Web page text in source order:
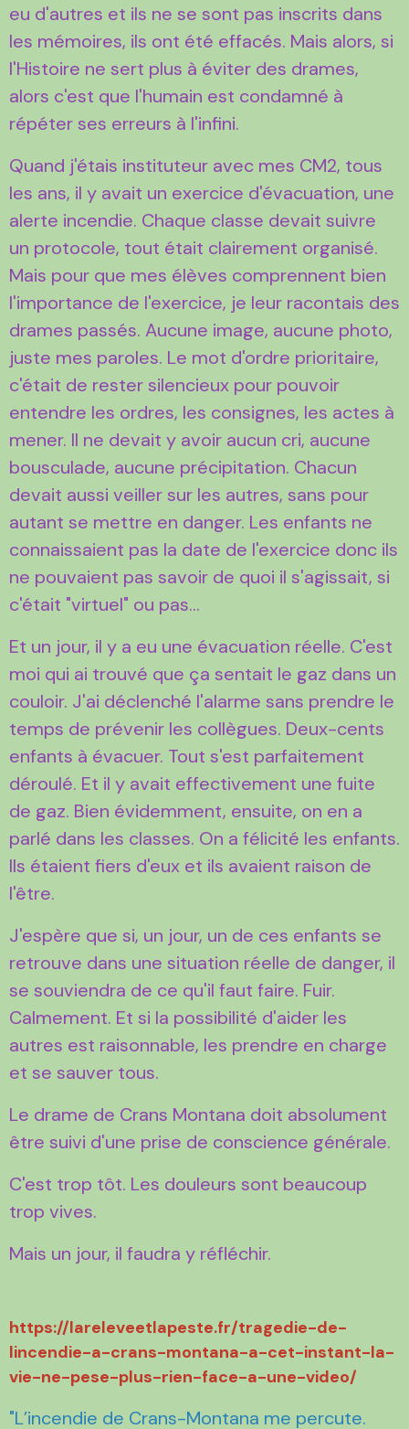
eu d'autres et ils ne se sont pas inscrits dans
les mémoires, ils ont été effacés. Mais alors, si
l'Histoire ne sert plus à éviter des drames,
alors c'est que l'humain est condamné à
répéter ses erreurs à l'infini.
Quand j'étais instituteur avec mes CM2, tous
les ans, il y avait un exercice d'évacuation, une
alerte incendie. Chaque classe devait suivre
un protocole, tout était clairement organisé.
Mais pour que mes élèves comprennent bien
l'importance de l'exercice, je leur racontais des
drames passés. Aucune image, aucune photo,
juste mes paroles. Le mot d'ordre prioritaire,
c'était de rester silencieux pour pouvoir
entendre les ordres, les consignes, les actes à
mener. Il ne devait y avoir aucun cri, aucune
bousculade, aucune précipitation. Chacun
devait aussi veiller sur les autres, sans pour
autant se mettre en danger. Les enfants ne
connaissaient pas la date de l'exercice donc ils
ne pouvaient pas savoir de quoi il s'agissait, si
c'était "virtuel" ou pas...
Et un jour, il y a eu une évacuation réelle. C'est
moi qui ai trouvé que ça sentait le gaz dans un
couloir. J'ai déclenché l'alarme sans prendre le
temps de prévenir les collègues. Deux-cents
enfants à évacuer. Tout s'est parfaitement
déroulé. Et il y avait effectivement une fuite
de gaz. Bien évidemment, ensuite, on en a
parlé dans les classes. On a félicité les enfants.
Ils étaient fiers d'eux et ils avaient raison de
l'être.
J'espère que si, un jour, un de ces enfants se
retrouve dans une situation réelle de danger, il
se souviendra de ce qu'il faut faire. Fuir.
Calmement. Et si la possibilité d'aider les
autres est raisonnable, les prendre en charge
et se sauver tous.
Le drame de Crans Montana doit absolument
être suivi d'une prise de conscience générale.
C'est trop tôt. Les douleurs sont beaucoup
trop vives.
Mais un jour, il faudra y réfléchir.
https://lareleveetlapeste.fr/tragedie-de-
lincendie-a-crans-montana-a-cet-instant-la-
vie-ne-pese-plus-rien-face-a-une-video/
"L’incendie de Crans-Montana me percute.